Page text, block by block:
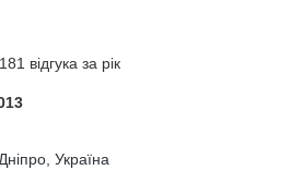
відгука за рік
Україна